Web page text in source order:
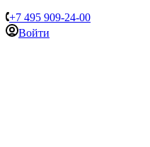
+7 495 909-24-00
Войти